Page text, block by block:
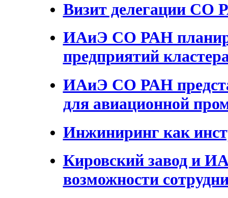
Визит делегации СО
ИАиЭ СО РАН
предприятий
ИАиЭ СО РАН
для авиационной
Инжиниринг как
Кировский завод и
возможности